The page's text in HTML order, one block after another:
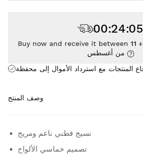
00:24:04
Buy now and receive it between الثلاثاء 11 and الأربعاء 12
من أغسطس
وصف المنتج
نسيج قطني ناعم ومريح
تصميم خماسي الألواح